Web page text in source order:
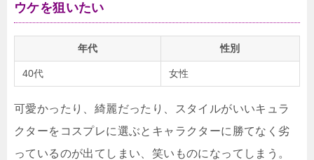
ウケを狙いたい
年代 性別
40代 女性
可愛かったり、綺麗だったり、スタイルがいいキュラ
クターをコスプレに選ぶとキャラクターに勝てなく劣
っているのが出てしまい、笑いものになってしまう。